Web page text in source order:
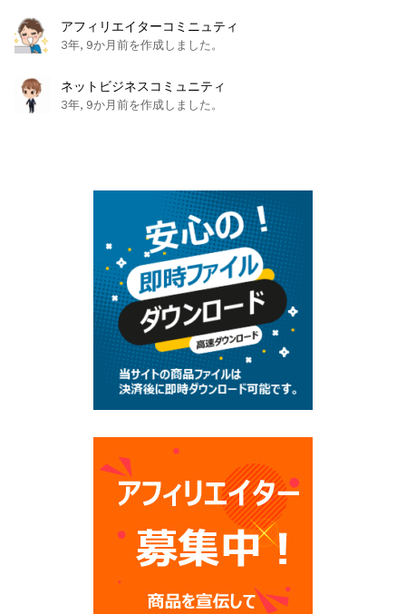
アフィリエイターコミニュティ
3年, 9か月前を作成しました。
ネットビジネスコミュニティ
3年, 9か月前を作成しました。